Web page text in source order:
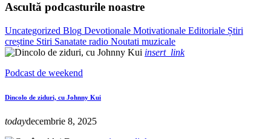
Ascultă podcasturile noastre
Uncategorized Blog Devotionale Motivationale Editoriale Știri
creștine Stiri Sanatate radio Noutati muzicale
insert_link
Podcast de weekend
Dincolo de ziduri, cu Johnny Kui
todaydecembrie 8, 2025